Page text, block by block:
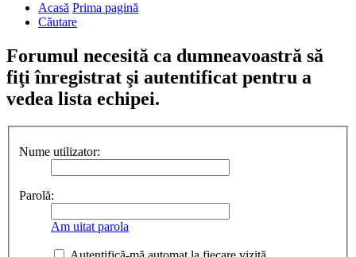
Acasă Prima pagină
Căutare
Forumul necesită ca dumneavoastră să
fiţi înregistrat şi autentificat pentru a
vedea lista echipei.
Nume utilizator:
Parolă:
Am uitat parola